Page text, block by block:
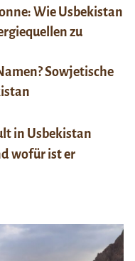
Wie Usbekistan
zu
Sowjetische
in Usbekistan
wofür ist er